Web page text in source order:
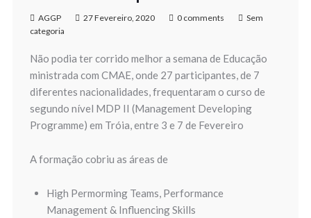
AGGP 27 Fevereiro, 2020 0 comments
Sem
categoria
Não podia ter corrido melhor a semana de Educação
ministrada com CMAE, onde 27 participantes, de 7
diferentes nacionalidades, frequentaram o curso de
segundo nível MDP II (Management Developing
Programme) em Tróia, entre 3 e 7 de Fevereiro
A formação cobriu as áreas de
High Permorming Teams, Performance
Management & Influencing Skills